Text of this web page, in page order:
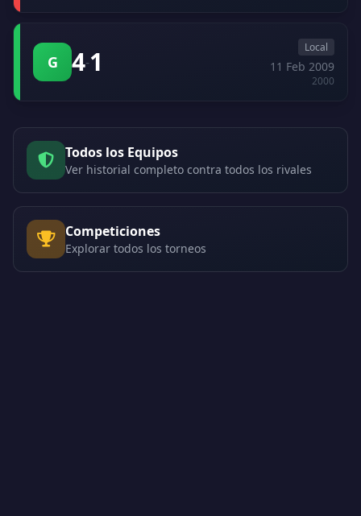
G 4-1 Local
11 Feb 2009
2000
Todos los Equipos
Ver historial completo contra todos los rivales
Competiciones
Explorar todos los torneos